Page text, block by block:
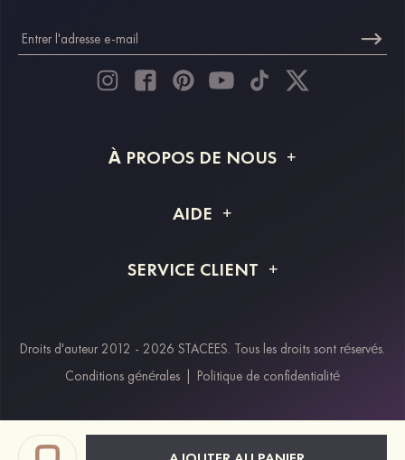
À PROPOS DE NOUS
Livraison
AIDE
Retour et remboursement
SERVICE CLIENT
Modes de paiement
Klarna
Paypal
Droits d'auteur 2012 - 2026 STACEES. Tous les droits sont réservés.
Conditions générales
Politique de confidentialité